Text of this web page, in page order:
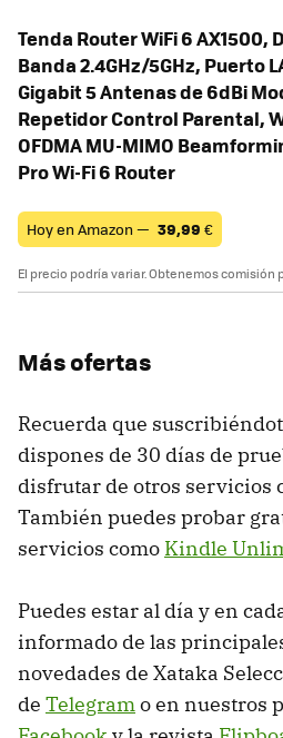
Tenda Router WiFi 6 AX1500,
Banda 2.4GHz/5GHz, Puerto
Gigabit 5 Antenas de 6dBi
Repetidor Control Parental,
OFDMA MU-MIMO
Pro Wi-Fi 6 Router
Hoy en Amazon — 39,99 €
El precio podría variar. Obtenemos comisión
Más ofertas
Recuerda que
dispones de 30 días de
disfrutar de otros servicios
También puedes probar
servicios como Kindle
Puedes estar al día y en
informado de las
novedades de Xataka
de Telegramo en nuestros